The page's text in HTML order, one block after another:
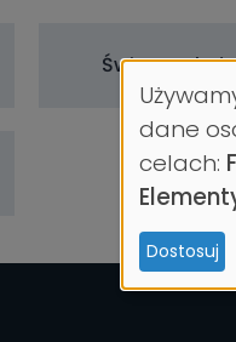
Święto
i
dane
celach:
Dostosuj